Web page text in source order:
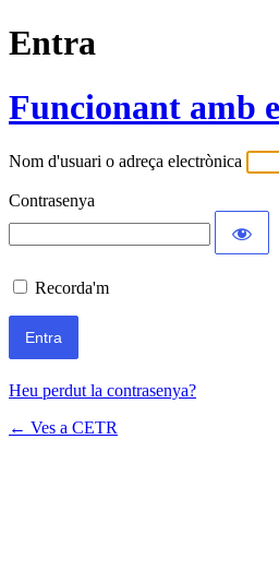
Entra
Funcionant amb
Nom d'usuari o adreça electrònica
Contrasenya
Recorda'm
Heu perdut la contrasenya?
← Ves a CETR